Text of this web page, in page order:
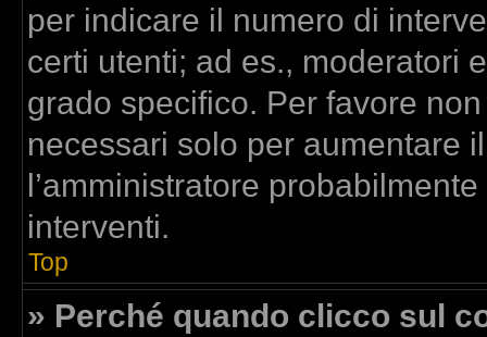
per indicare il numero di
certi utenti; ad es., moderatori
grado specifico. Per favore
necessari solo per aumentare
l’amministratore
interventi.
Top
» Perché quando clicco sul